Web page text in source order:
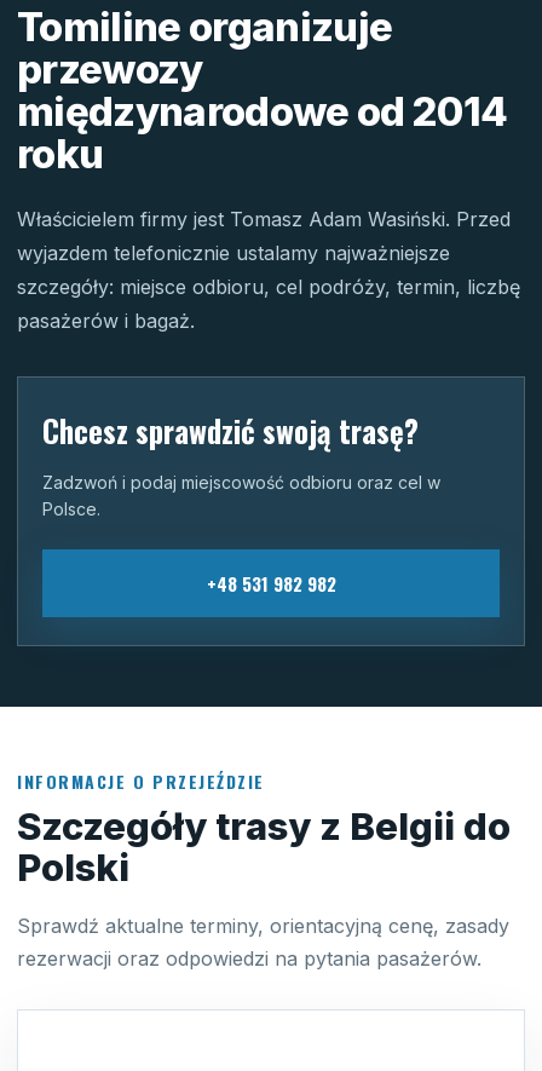
Tomiline organizuje
przewozy
międzynarodowe od 2014
roku
Właścicielem firmy jest Tomasz Adam Wasiński. Przed
wyjazdem telefonicznie ustalamy najważniejsze
szczegóły: miejsce odbioru, cel podróży, termin, liczbę
pasażerów i bagaż.
Chcesz sprawdzić swoją trasę?
Zadzwoń i podaj miejscowość odbioru oraz cel w
Polsce.
+48 531 982 982
INFORMACJE O PRZEJEŹDZIE
Szczegóły trasy z Belgii do
Polski
Sprawdź aktualne terminy, orientacyjną cenę, zasady
rezerwacji oraz odpowiedzi na pytania pasażerów.